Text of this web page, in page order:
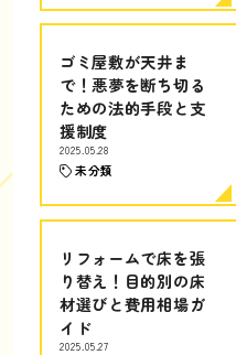
ゴミ屋敷が天井ま
で！悪夢を断ち切る
ための法的手段と支
援制度
2025.05.28
未分類
リフォームで床を張
り替え！目的別の床
材選びと費用相場ガ
イド
2025.05.27